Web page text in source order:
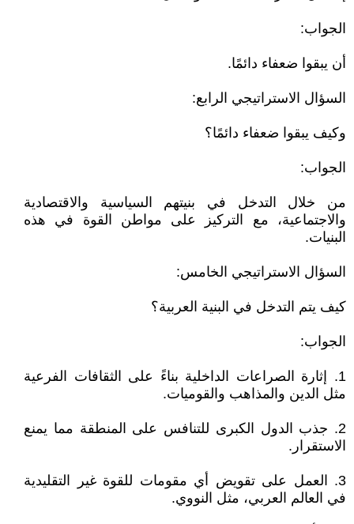
الجواب:
أن يبقوا ضعفاء دائمًا.
السؤال الاستراتيجي الرابع:
وكيف يبقوا ضعفاء دائمًا؟
الجواب:
من خلال التدخل في بنيتهم السياسية والاقتصادية
والاجتماعية، مع التركيز على مواطن القوة في هذه
البنيات.
السؤال الاستراتيجي الخامس:
كيف يتم التدخل في البنية العربية؟
الجواب:
1. إثارة الصراعات الداخلية بناءً على الثقافات الفرعية
مثل الدين والمذاهب والقوميات.
2. جذب الدول الكبرى للتنافس على المنطقة مما يمنع
الاستقرار.
3. العمل على تقويض أي مقومات للقوة غير التقليدية
في العالم العربي، مثل النووي.